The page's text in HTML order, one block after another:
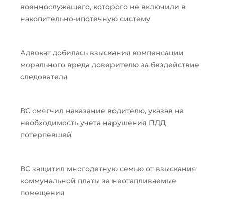
военнослужащего, которого не включили в
накопительно-ипотечную систему
Адвокат добилась взыскания компенсации
морального вреда доверителю за бездействие
следователя
ВС смягчил наказание водителю, указав на
необходимость учета нарушения ПДД
потерпевшей
ВС защитил многодетную семью от взыскания
коммунальной платы за неотапливаемые
помещения